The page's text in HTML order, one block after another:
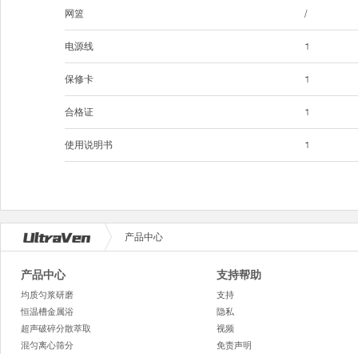
网篮
电源线
保修卡
合格证
使用说明书
/
1
1
1
1
产品中心
产品中心
均质匀浆研磨
恒温槽金属浴
超声破碎分散萃取
混匀离心筛分
支持帮助
支持
隐私
视频
免责声明